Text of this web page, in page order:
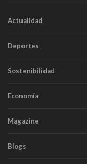
Actualidad
Deportes
Sostenibilidad
Economía
Magazine
Blogs